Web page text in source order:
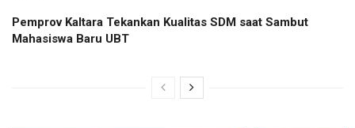
Pemprov Kaltara Tekankan Kualitas SDM saat Sambut
Mahasiswa Baru UBT